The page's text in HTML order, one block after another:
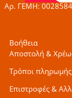
Αρ. ΓΕΜΗ:
Βοήθεια
Αποστολή &
Τρόποι πληρωμής
Επιστροφές &